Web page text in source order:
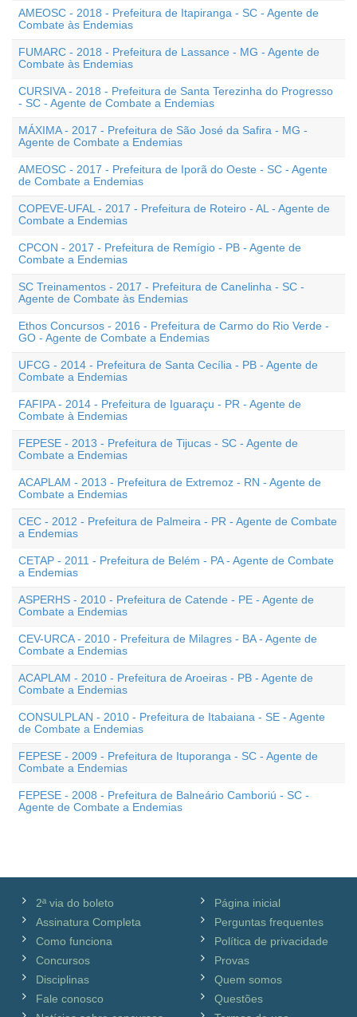
AMEOSC - 2018 - Prefeitura de Itapiranga - SC - Agente de
Combate às Endemias
FUMARC - 2018 - Prefeitura de Lassance - MG - Agente de
Combate às Endemias
CURSIVA - 2018 - Prefeitura de Santa Terezinha do Progresso
- SC - Agente de Combate a Endemias
MÁXIMA - 2017 - Prefeitura de São José da Safira - MG -
Agente de Combate a Endemias
AMEOSC - 2017 - Prefeitura de Iporã do Oeste - SC - Agente
de Combate a Endemias
COPEVE-UFAL - 2017 - Prefeitura de Roteiro - AL - Agente de
Combate a Endemias
CPCON - 2017 - Prefeitura de Remígio - PB - Agente de
Combate a Endemias
SC Treinamentos - 2017 - Prefeitura de Canelinha - SC -
Agente de Combate às Endemias
Ethos Concursos - 2016 - Prefeitura de Carmo do Rio Verde -
GO - Agente de Combate a Endemias
UFCG - 2014 - Prefeitura de Santa Cecília - PB - Agente de
Combate a Endemias
FAFIPA - 2014 - Prefeitura de Iguaraçu - PR - Agente de
Combate à Endemias
FEPESE - 2013 - Prefeitura de Tijucas - SC - Agente de
Combate a Endemias
ACAPLAM - 2013 - Prefeitura de Extremoz - RN - Agente de
Combate a Endemias
CEC - 2012 - Prefeitura de Palmeira - PR - Agente de Combate
a Endemias
CETAP - 2011 - Prefeitura de Belém - PA - Agente de Combate
a Endemias
ASPERHS - 2010 - Prefeitura de Catende - PE - Agente de
Combate a Endemias
CEV-URCA - 2010 - Prefeitura de Milagres - BA - Agente de
Combate a Endemias
ACAPLAM - 2010 - Prefeitura de Aroeiras - PB - Agente de
Combate a Endemias
CONSULPLAN - 2010 - Prefeitura de Itabaiana - SE - Agente
de Combate a Endemias
FEPESE - 2009 - Prefeitura de Ituporanga - SC - Agente de
Combate a Endemias
FEPESE - 2008 - Prefeitura de Balneário Camboriú - SC -
Agente de Combate a Endemias
2ª via do boleto
Assinatura Completa
Como funciona
Concursos
Disciplinas
Fale conosco
Página inicial
Perguntas frequentes
Política de privacidade
Provas
Quem somos
Questões